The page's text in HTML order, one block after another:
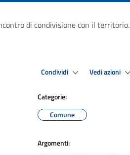
di condivisione con il territorio.
Condividi Vedi azioni
Categorie:
Comune
Argomenti: